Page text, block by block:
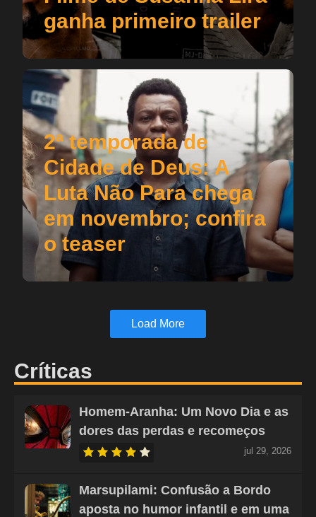
ganha primeiro trailer
2ª temporada de
Cidade de Deus: A
Luta Não Para chega
em novembro; confira
o teaser
Load More
Críticas
Homem-Aranha: Um Novo Dia e as
dores das perdas e recomeços
jul 29, 2026
Marsupilami: Confusão a Bordo
aposta no humor infantil e em uma